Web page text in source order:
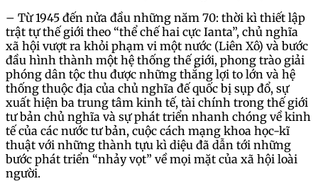
– Từ 1945 đến nửa đầu những năm 70: thời kì thiết lập
trật tự thế giới theo “thể chế hai cực Ianta”, chủ nghĩa
xã hội vượt ra khỏi phạm vi một nước (Liên Xô) và bước
đầu hình thành một hệ thống thế giới, phong trào giải
phóng dân tộc thu được những thắng lợi to lớn và hệ
thống thuộc địa của chủ nghĩa đế quốc bị sụp đổ, sự
xuất hiện ba trung tâm kinh tế, tài chính trong thế giới
tư bản chủ nghĩa và sự phát triển nhanh chóng về kinh
tế của các nước tư bản, cuộc cách mạng khoa học-kĩ
thuật với những thành tựu kì diệu đã dẫn tới những
bước phát triển “nhảy vọt” về mọi mặt của xã hội loài
người.